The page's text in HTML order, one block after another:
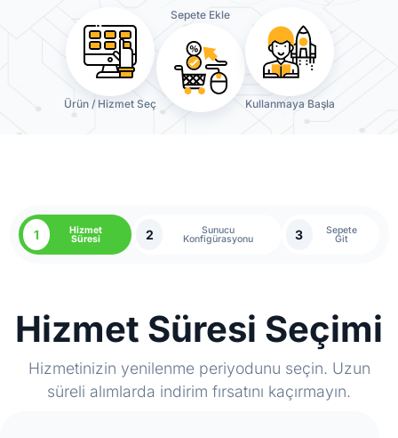
Ürün / Hizmet Seç
Sepete Ekle
Kullanmaya Başla
1 Hizmet
Süresi 2 Sunucu
Konfigürasyonu 3 Sepete
Git
Hizmet Süresi Seçimi
Hizmetinizin yenilenme periyodunu seçin. Uzun
süreli alımlarda indirim fırsatını kaçırmayın.